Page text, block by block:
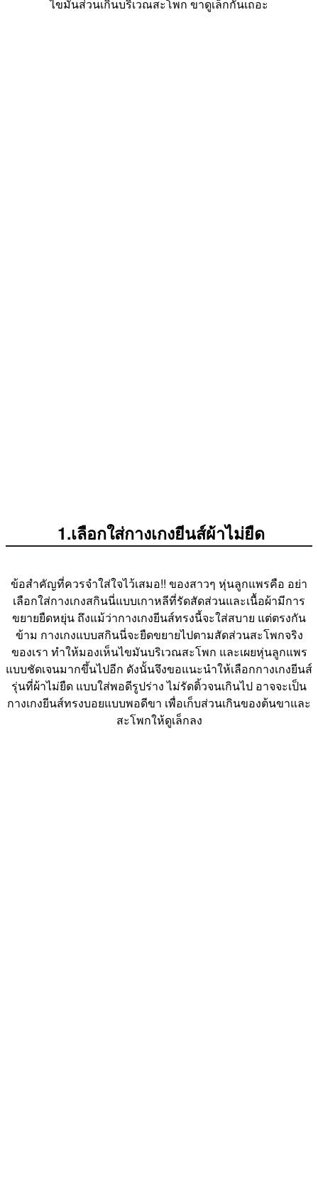
ไขมันส่วนเกินบริเวณสะโพก ขาดูเล็กกันเถอะ
1.เลือกใส่กางเกงยีนส์ผ้าไม่ยืด
ข้อสำคัญที่ควรจำใส่ใจไว้เสมอ!! ของสาวๆ หุ่นลูกแพรคือ อย่า
เลือกใส่กางเกงสกินนี่แบบเกาหลีที่รัดสัดส่วนและเนื้อผ้ามีการ
ขยายยืดหยุ่น ถึงแม้ว่ากางเกงยีนส์ทรงนี้จะใส่สบาย แต่ตรงกัน
ข้าม กางเกงแบบสกินนี่จะยืดขยายไปตามสัดส่วนสะโพกจริง
ของเรา ทำให้มองเห็นไขมันบริเวณสะโพก และเผยหุ่นลูกแพร
แบบชัดเจนมากขึ้นไปอีก ดังนั้นจึงขอแนะนำให้เลือกกางเกงยีนส์
รุ่นที่ผ้าไม่ยืด แบบใส่พอดีรูปร่าง ไม่รัดติ้วจนเกินไป อาจจะเป็น
กางเกงยีนส์ทรงบอยแบบพอดีขา เพื่อเก็บส่วนเกินของต้นขาและ
สะโพกให้ดูเล็กลง